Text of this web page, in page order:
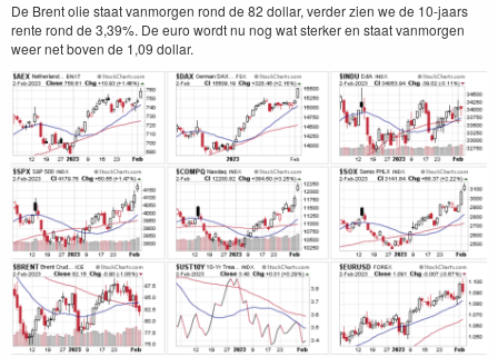
De Brent olie staat vanmorgen rond de 82 dollar, verder zien we de 10-jaars
rente rond de 3,39%. De euro wordt nu nog wat sterker en staat vanmorgen
weer net boven de 1,09 dollar.